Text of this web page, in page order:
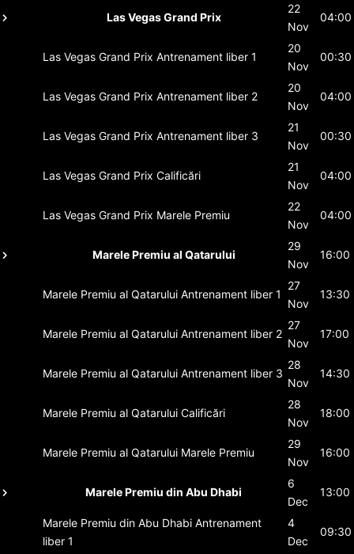
Las Vegas Grand Prix
22
Nov
04:00
Las Vegas Grand Prix Antrenament liber 1
20
Nov
00:30
Las Vegas Grand Prix Antrenament liber 2
20
Nov
04:00
Las Vegas Grand Prix Antrenament liber 3
21
Nov
00:30
Las Vegas Grand Prix Calificări
21
Nov
04:00
Las Vegas Grand Prix Marele Premiu
22
Nov
04:00
Marele Premiu al Qatarului
29
Nov
16:00
Marele Premiu al Qatarului Antrenament liber 1
27
Nov
13:30
Marele Premiu al Qatarului Antrenament liber 2
27
Nov
17:00
Marele Premiu al Qatarului Antrenament liber 3
28
Nov
14:30
Marele Premiu al Qatarului Calificări
28
Nov
18:00
Marele Premiu al Qatarului Marele Premiu
29
Nov
16:00
Marele Premiu din Abu Dhabi
6
Dec
13:00
Marele Premiu din Abu Dhabi Antrenament
liber 1
4
Dec
09:30